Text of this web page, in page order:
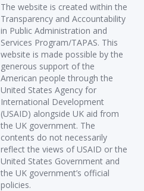
The website is created within the
Transparency and Accountability
in Public Administration and
Services Program/TAPAS. This
website is made possible by the
generous support of the
American people through the
United States Agency for
International Development
(USAID) alongside UK aid from
the UK government. The
contents do not necessarily
reflect the views of USAID or the
United States Government and
the UK government’s official
policies.